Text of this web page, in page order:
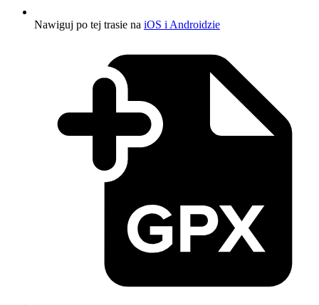
Nawiguj po tej trasie na iOS i Androidzie